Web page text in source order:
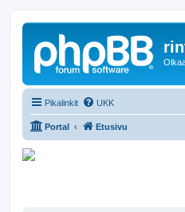
Pikalinkit UKK
Portal Etusivu